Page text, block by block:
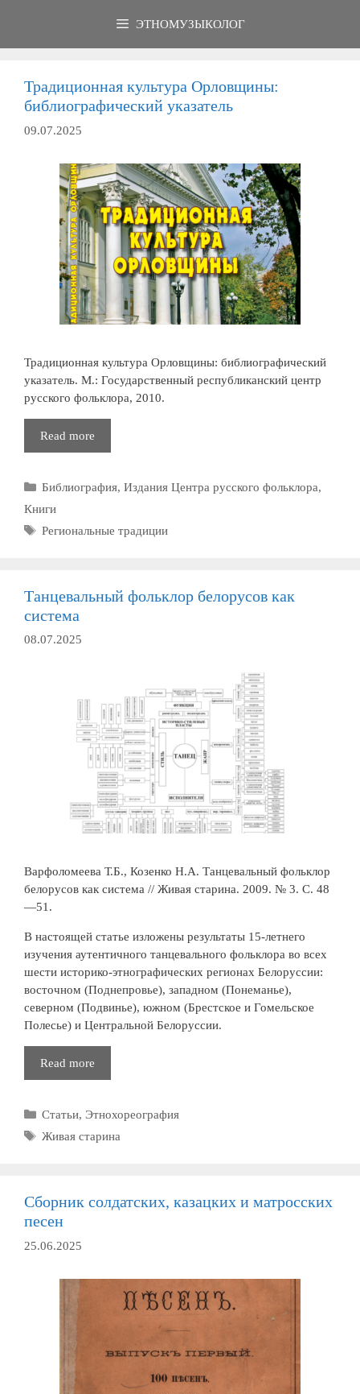
ЭТНОМУЗЫКОЛОГ
Традиционная культура Орловщины:
библиографический указатель
09.07.2025
Традиционная культура Орловщины: библиографический
указатель. М.: Государственный республиканский центр
русского фольклора, 2010.
Read more
культура
библиографический
Рубрики
Библиография, Издания Центра русского фольклора,
Книги
Метки
Региональные традиции
Танцевальный фольклор белорусов как
система
08.07.2025
Варфоломеева Т.Б., Козенко Н.А. Танцевальный фольклор
белорусов как система // Живая старина. 2009. № 3. С. 48
—51.
В настоящей статье изложены результаты 15-летнего
изучения аутентичного танцевального фольклора во всех
шести историко-этнографических регионах Белоруссии:
восточном (Поднепровье), западном (Понеманье),
северном (Подвинье), южном (Брестское и Гомельское
Полесье) и Центральной Белоруссии.
Read more
фольклор
как
система
Рубрики
Статьи, Этнохореография
Метки
Живая старина
Сборник солдатских, казацких и матросских
песен
25.06.2025